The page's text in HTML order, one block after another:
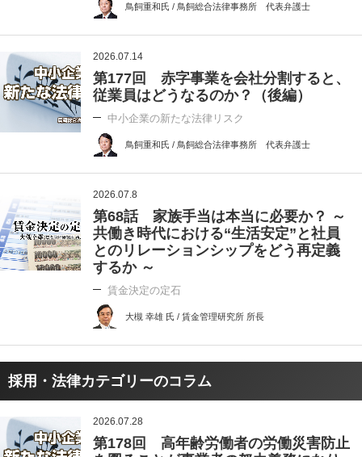
鳥飼重和氏 / 鳥飼総合法律事務所 代表弁護士
2026.07.14
第177回 赤字事業を会社分割すると、
従業員はどうなるのか？（後編）
中小企業の新たな法律リスク
鳥飼重和氏 / 鳥飼総合法律事務所 代表弁護士
2026.07.8
第68話 家族手当は本当に必要か？ ～
共働き時代における“生活安定”と社員
とのリレーションシップをどう再定義
するか ～
賃金決定の定石
大槻 幸雄 氏 / 賃金管理研究所 所長
採用・法律カテゴリーのコラム
2026.07.28
第178回 高年齢労働者の労働災害防止